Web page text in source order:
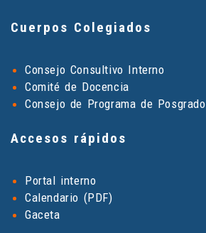
Cuerpos Colegiados
Consejo Consultivo Interno
Comité de Docencia
Consejo de Programa de Posgrado
Accesos rápidos
Portal interno
Calendario (PDF)
Gaceta